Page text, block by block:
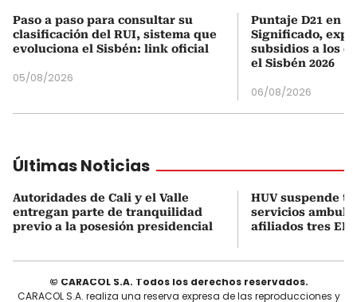
Paso a paso para consultar su
clasificación del RUI, sistema que
evoluciona el Sisbén: link oficial
05/08/2026
Puntaje D21 en
Significado,
subsidios a los
el Sisbén 2026
06/08/2026
Últimas Noticias
Autoridades de Cali y el Valle
entregan parte de tranquilidad
previo a la posesión presidencial
HUV suspende
servicios
afiliados tres EPS
© CARACOL S.A. Todos los derechos reservados.
CARACOL S.A. realiza una reserva expresa de las reproducciones y